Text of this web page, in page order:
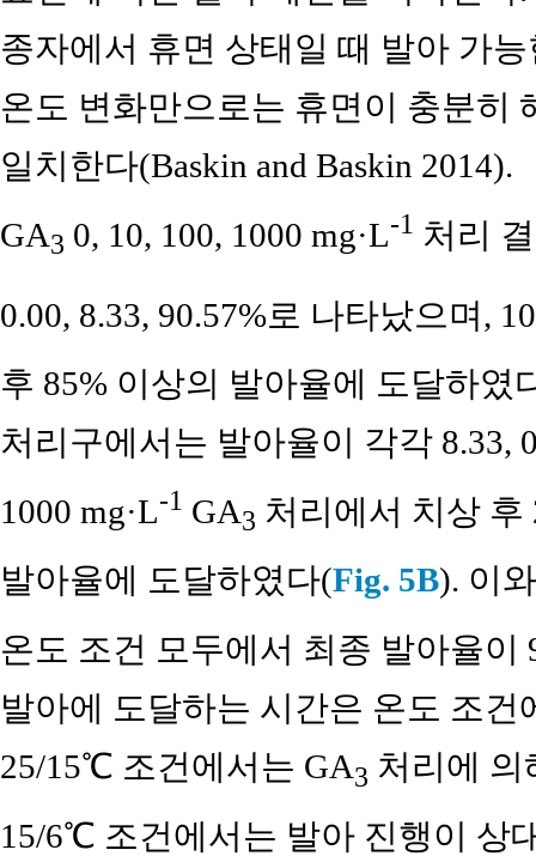
종자에서 휴면 상태일 때 발아 가
온도 변화만으로는 휴면이 충분히
일치한다(Baskin and Baskin 2014).
GA3 0, 10, 100, 1000 mg·L-1 처리
0.00, 8.33, 90.57%로 나타났으며,
후 85% 이상의 발아율에 도달하였
처리구에서는 발아율이 각각 8.33,
1000 mg·L-1 GA3 처리에서 치상 후
발아율에 도달하였다(Fig. 5B). 이
온도 조건 모두에서 최종 발아율이
발아에 도달하는 시간은 온도 조
25/15℃ 조건에서는 GA3 처리에 의
15/6℃ 조건에서는 발아 진행이 상